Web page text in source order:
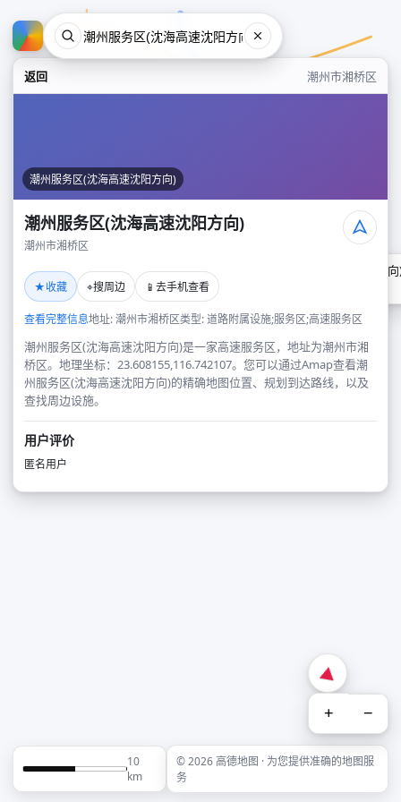
返回 潮州市湘桥区
潮州服务区(沈海高速沈阳方向)
潮州服务区(沈海高速沈阳方向)
潮州市湘桥区
★收藏 ⌖搜周边 📱 去手机查看
查看完整信息地址: 潮州市湘桥区类型: 道路附属设施;服务区;高速服务区
潮州服务区(沈海高速沈阳方向)是一家高速服务区，地址为潮州市湘
桥区。地理坐标：23.608155,116.742107。您可以通过Amap查看潮
州服务区(沈海高速沈阳方向)的精确地图位置、规划到达路线，以及
查找周边设施。
用户评价
匿名用户
潮州服务区(沈海高速沈阳方
+ −
10
km
© 2026 高德地图 · 为您提供准确的地图服
务